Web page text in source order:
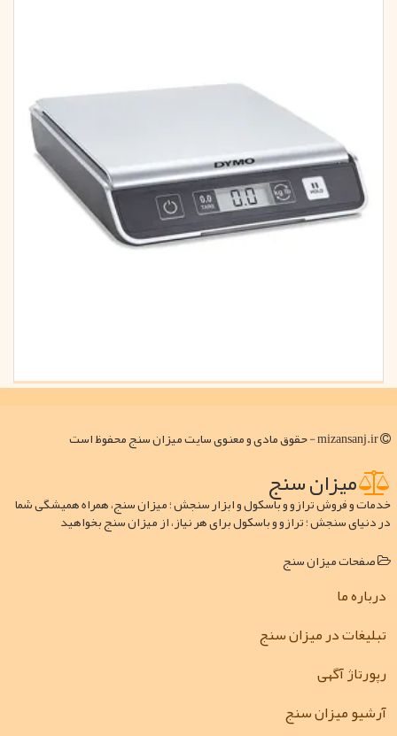
میزان سنج
خدمات و فروش ترازو و باسکول و ابزار سنجش ؛ میزان سنج، همراه همیشگی شما
در دنیای سنجش ؛ ترازو و باسکول برای هر نیاز، از میزان سنج بخواهید
صفحات میزان سنج
درباره ما
تبلیغات در میزان سنج
رپورتاژ آگهی
آرشیو میزان سنج